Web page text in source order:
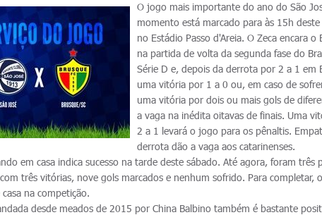
O jogo mais importante do ano do São
momento está marcado para às 15h deste
no Estádio Passo d'Areia. O Zeca encara o
na partida de volta da segunda fase do
Série D e, depois da derrota por 2 a 1 em
uma vitória por 1 a 0 ou, em caso de
uma vitória por dois ou mais gols de
a vaga na inédita oitavas de finais. Uma
2 a 1 levará o jogo para os pênaltis.
derrota dão a vaga aos catarinenses.
em casa indica sucesso na tarde deste sábado. Até agora, foram três
três vitórias, nove gols marcados e nenhum sofrido. Para completar,
na competição.
desde meados de 2015 por China Balbino também é bastante